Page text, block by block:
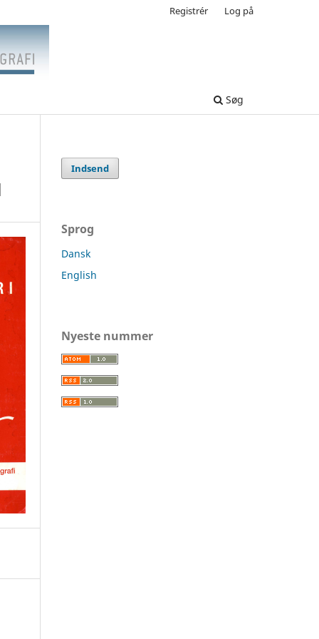
Søg
Registrér Log på
Indsend
Sprog
Dansk
English
Nyeste nummer